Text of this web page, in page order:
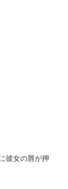
彼女の唇が押